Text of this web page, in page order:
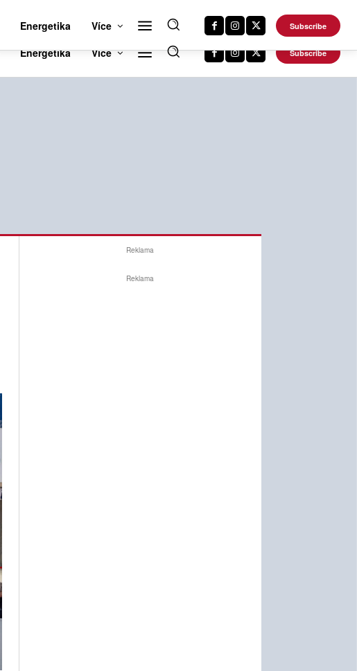
DALŠÍ WEBY
Energetika Více Subscribe
Reklama
Reklama